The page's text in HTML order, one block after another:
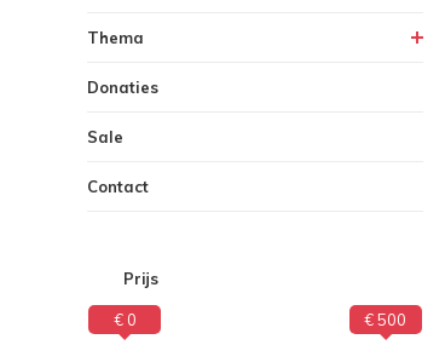
Thema
Donaties
Sale
Contact
Prijs
€ 0 € 500